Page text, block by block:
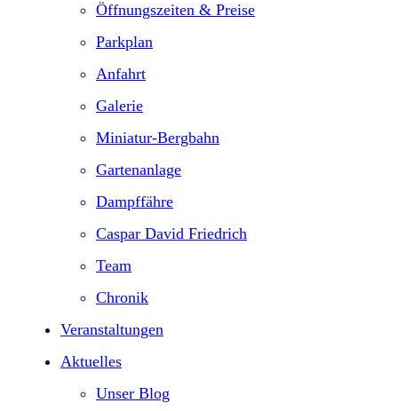
Öffnungszeiten & Preise
Parkplan
Anfahrt
Galerie
Miniatur-Bergbahn
Gartenanlage
Dampffähre
Caspar David Friedrich
Team
Chronik
Veranstaltungen
Aktuelles
Unser Blog